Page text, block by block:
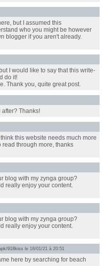
but I assumed this
who you might be however
blogger if you aren't already.
I would like to say that this write-
do it!
Thank you, quite great post.
after? Thanks!
this website needs much more
through more, thanks
blog with my zynga group?
really enjoy your content.
blog with my zynga group?
really enjoy your content.
918kiss le 16/01/21 à 20:51
here by searching for beach